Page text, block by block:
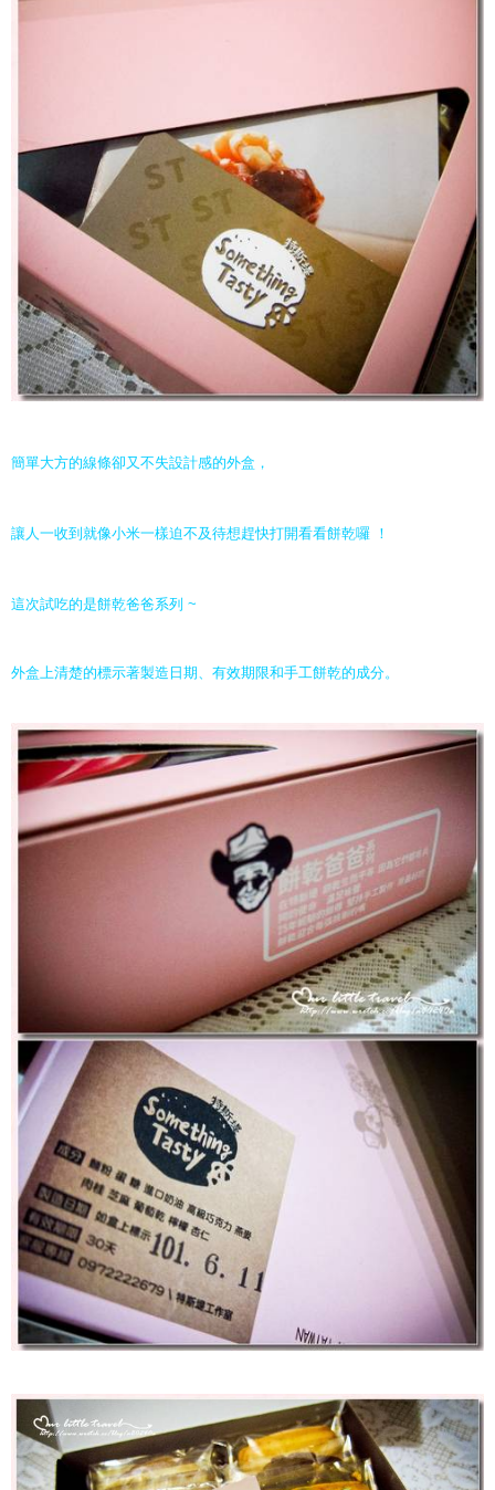
簡單大方的線條卻又不失設計感的外盒，
讓人一收到就像小米一樣迫不及待想趕快打開看看餅乾囉 ！
這次試吃的是餅乾爸爸系列 ~
外盒上清楚的標示著製造日期、有效期限和手工餅乾的成分。